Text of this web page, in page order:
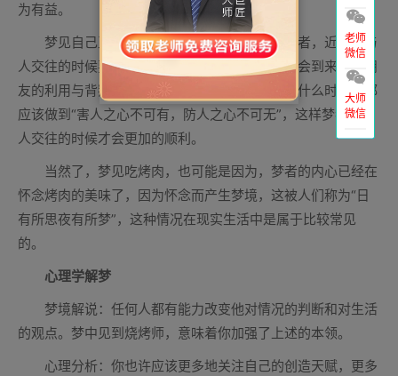
为有益。
梦见自己正在吃烤全羊或烤乳猪，则提醒梦者，近期在与
人交往的时候要多加小心，尤其是需要提防可能会到来的、朋
友的利用与背叛，或许，应该建议梦者，不管在什么时候，都
应该做到“害人之心不可有，防人之心不可无”，这样梦者在与
人交往的时候才会更加的顺利。
当然了，梦见吃烤肉，也可能是因为，梦者的内心已经在
怀念烤肉的美味了，因为怀念而产生梦境，这被人们称为“日
有所思夜有所梦”，这种情况在现实生活中是属于比较常见
的。
心理学解梦
梦境解说：任何人都有能力改变他对情况的判断和对生活
的观点。梦中见到烧烤师，意味着你加强了上述的本领。
心理分析：你也许应该更多地关注自己的创造天赋，更多
老师
微信
大师
微信